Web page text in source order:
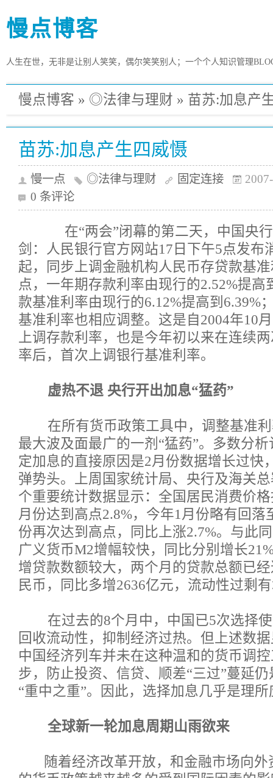
慢点博客
人生在世，无非是让别人笑笑，偶尔笑笑别人；一个个人知识管理
慢点博客 » ◎法律与理财 » 苗苏:加息产
苗苏:加息产生四威慑
慢一点 ◎法律与理财 固定连接
0 条评论
在“两会”闭幕的第二天，中国央行
剑：人民银行官方网站17日下午5点发布
起，同步上调金融机构人民币存贷款基
点，一年期存款利率由现行的2.52%提高
款基准利率由现行的6.12%提高到6.39%
基准利率也相应调整。这是自2004年10
上调存款利率，也是今年初以来在连续
率后，首次上调银行基准利率。
虚热不退 央行开出加息“猛药”
在所有货币政策工具中，调整基准利
最大波及面最广的一剂“猛药”。多数分
定加息的直接原因是2月份数据增长过快
弹势头。上周国家统计局、央行及海关
个重要统计数据显示：全国居民消费价
月份达到高点2.8%，今年1月份略有回落
份再次达到高点，同比上涨2.7%。与此
广义货币M2增幅较快，同比分别增长
增贷款数额较大，两个月的贷款总额已
民币，同比多增2636亿元，流动性过剩
在过去的8个月中，中国已5次选择使
回收流动性，抑制经济过热。但上述数
中国经济列车并未在这种温和的货币调
步，防止投资、信贷、顺差“三过”蔓延
“重中之重”。因此，选择加息几乎是理所
全球新一轮加息周期山雨欲来
随着经济改革开放，和金融市场向外